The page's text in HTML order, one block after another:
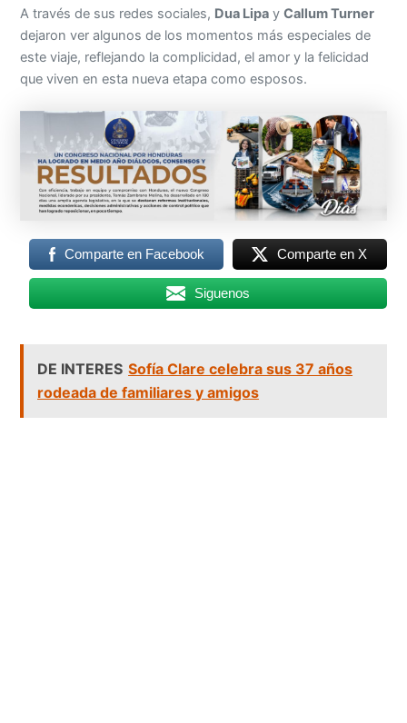
A través de sus redes sociales, Dua Lipa yCallum Turner
dejaron ver algunos de los momentos más especiales de
este viaje, reflejando la complicidad, el amor y la felicidad
que viven en esta nueva etapa como esposos.
Comparte en Facebook Comparte en X
Siguenos
DE INTERES Sofía Clare celebra sus 37 años
rodeada de familiares y amigos